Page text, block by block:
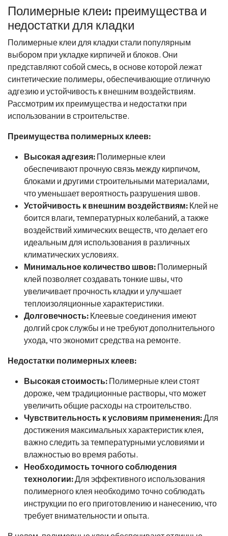
Полимерные клеи: преимущества и
недостатки для кладки
Полимерные клеи для кладки стали популярным
выбором при укладке кирпичей и блоков. Они
представляют собой смесь, в основе которой лежат
синтетические полимеры, обеспечивающие отличную
адгезию и устойчивость к внешним воздействиям.
Рассмотрим их преимущества и недостатки при
использовании в строительстве.
Преимущества полимерных клеев:
Высокая адгезия: Полимерные клеи
обеспечивают прочную связь между кирпичом,
блоками и другими строительными материалами,
что уменьшает вероятность разрушения швов.
Устойчивость к внешним воздействиям: Клей не
боится влаги, температурных колебаний, а также
воздействий химических веществ, что делает его
идеальным для использования в различных
климатических условиях.
Минимальное количество швов: Полимерный
клей позволяет создавать тонкие швы, что
увеличивает прочность кладки и улучшает
теплоизоляционные характеристики.
Долговечность: Клеевые соединения имеют
долгий срок службы и не требуют дополнительного
ухода, что экономит средства на ремонте.
Недостатки полимерных клеев:
Высокая стоимость: Полимерные клеи стоят
дороже, чем традиционные растворы, что может
увеличить общие расходы на строительство.
Чувствительность к условиям применения:Для
достижения максимальных характеристик клея,
важно следить за температурными условиями и
влажностью во время работы.
Необходимость точного соблюдения
технологии:Для эффективного использования
полимерного клея необходимо точно соблюдать
инструкции по его приготовлению и нанесению, что
требует внимательности и опыта.